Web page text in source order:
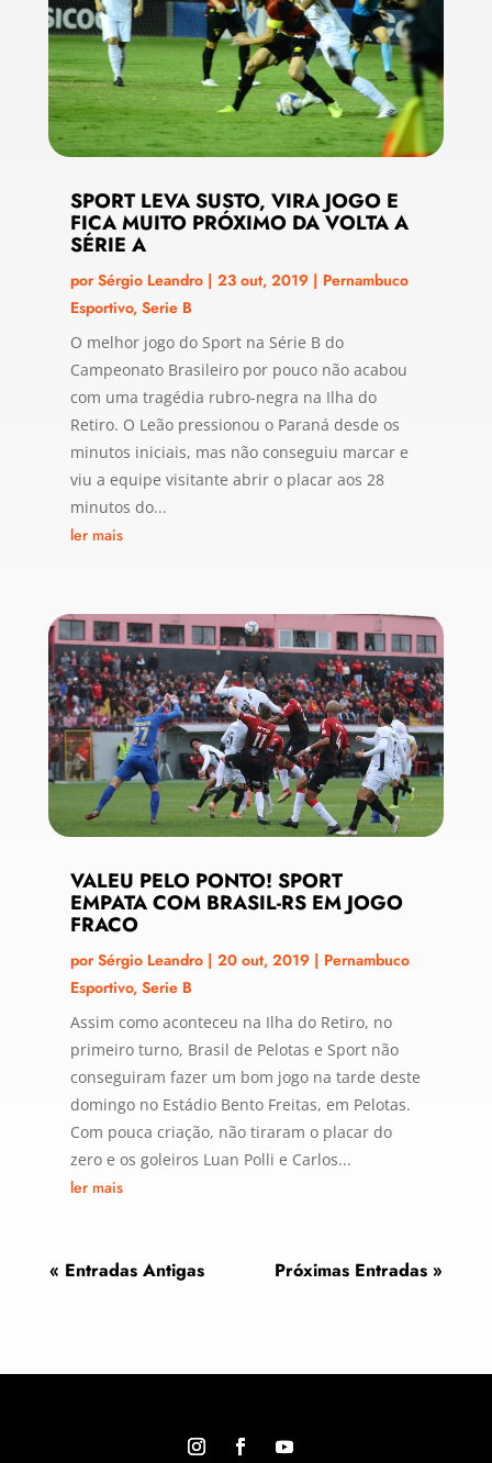
SPORT LEVA SUSTO, VIRA JOGO E
FICA MUITO PRÓXIMO DA VOLTA A
SÉRIE A
porSérgio Leandro| 23 out, 2019| Pernambuco
Esportivo, Serie B
O melhor jogo do Sport na Série B do
Campeonato Brasileiro por pouco não acabou
com uma tragédia rubro-negra na Ilha do
Retiro. O Leão pressionou o Paraná desde os
minutos iniciais, mas não conseguiu marcar e
viu a equipe visitante abrir o placar aos 28
minutos do...
ler mais
VALEU PELO PONTO! SPORT
EMPATA COM BRASIL-RS EM JOGO
FRACO
porSérgio Leandro| 20 out, 2019| Pernambuco
Esportivo, Serie B
Assim como aconteceu na Ilha do Retiro, no
primeiro turno, Brasil de Pelotas e Sport não
conseguiram fazer um bom jogo na tarde deste
domingo no Estádio Bento Freitas, em Pelotas.
Com pouca criação, não tiraram o placar do
zero e os goleiros Luan Polli e Carlos...
ler mais
« Entradas Antigas Próximas Entradas »